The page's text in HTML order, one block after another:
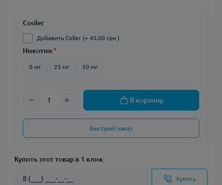
Cooler
Добавить Coller (+ 45.00 грн )
Никотин*
0 мг 25 мг 50 мг
В корзину
Быстрый заказ
Купить этот товар в 1 клик:
Купить